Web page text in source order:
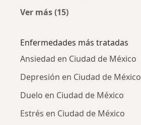
Ver más (15)
Enfermedades más tratadas
Ansiedad en Ciudad de México
Depresión en Ciudad de México
Duelo en Ciudad de México
Estrés en Ciudad de México